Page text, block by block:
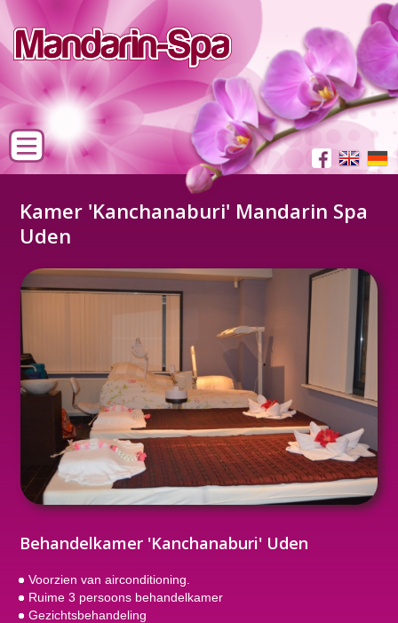
Kamer 'Kanchanaburi' Mandarin Spa
Uden
Behandelkamer 'Kanchanaburi' Uden
Voorzien van airconditioning.
Ruime 3 persoons behandelkamer
Gezichtsbehandeling